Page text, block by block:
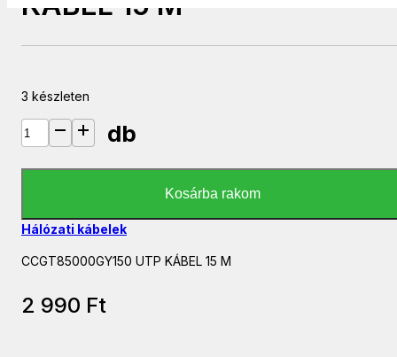
Hálózati kábelek
CCGT85000GY150 UTP KÁBEL 15 M
2 990 Ft
3 készleten
CCGT85000GY150 UTP KÁBEL 15 M mennyiség
db
Kosárba rakom